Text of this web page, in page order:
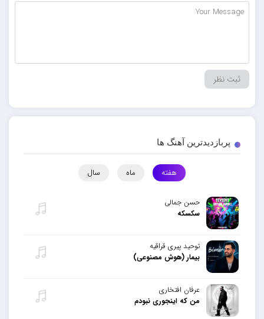
پربازدیدترین آهنگ ها
هفته ماه سال
حسن جمالی
سکسکه
توحید پیری قراقیه
بیمار (هوش مصنوعی)
عرفان افتخاری
من که اینجوری نبودم